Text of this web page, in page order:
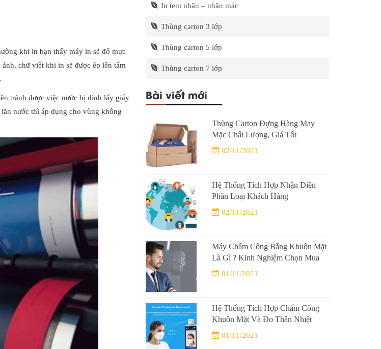
khi in bạn thấy máy in sẽ đổ mực
chữ viết khi in sẽ được ép lên tấm
tránh được việc nước bị dính lấy giấy
nước thì áp dụng cho vùng không
In tem nhãn – nhãn mác
Thùng carton 3 lớp
Thùng carton 5 lớp
Thùng carton 7 lớp
Bài viết mới
Thùng Carton Đựng Hàng May
Mặc Chất Lượng, Giá Tốt
02/11/2021
Hệ Thống Tích Hợp Nhận Diện
Phân Loại Khách Hàng
02/11/2021
Máy Chấm Công Bằng Khuôn Mặt
Là Gì ? Kinh Nghiệm Chọn Mua
01/11/2021
Hệ Thống Tích Hợp Chấm Công
Khuôn Mặt Và Đo Thân Nhiệt
01/11/2021